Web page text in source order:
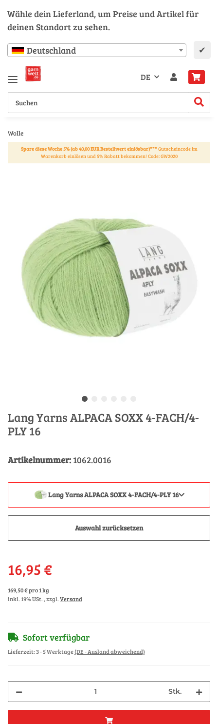
Wähle dein Lieferland, um Preise und Artikel für
deinen Standort zu sehen.
Deutschland ✔
DE
Wolle
Spare diese Woche 5% (ab 40,00 EUR Bestellwert einlösbar)***Gutscheincode im
Warenkorb einlösen und 5% Rabatt bekommen! Code: GW2020
Lang Yarns ALPACA SOXX 4-FACH/4-
PLY 16
Artikelnummer: 1062.0016
Lang Yarns ALPACA SOXX 4-FACH/4-PLY 16
Auswahl zurücksetzen
16,95 €
169,50 € pro 1 kg
inkl. 19% USt. , zzgl.Versand
Sofort verfügbar
Lieferzeit:3 - 5 Werktage(DE - Ausland abweichend)
Stk.